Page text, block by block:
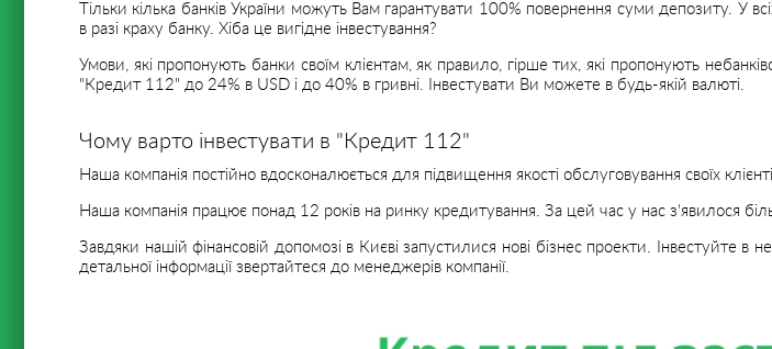
Тільки кілька банків України можуть Вам гарантувати 100% повернення суми депозиту. У
в разі краху банку. Хіба це вигідне інвестування?
Умови, які пропонують банки своїм клієнтам, як правило, гірше тих, які пропонують
"Кредит 112" до 24% в USD і до 40% в гривні. Інвестувати Ви можете в будь-якій валюті.
Чому варто інвестувати в "Кредит 112"
Наша компанія постійно вдосконалюється для підвищення якості обслуговування своїх
Наша компанія працює понад 12 років на ринку кредитування. За цей час у нас з'явилося
Завдяки нашій фінансовій допомозі в Києві запустилися нові бізнес проекти. Інвестуйте
детальної інформації звертайтеся до менеджерів компанії.